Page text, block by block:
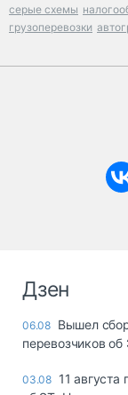
серые схемы
грузоперевозки
Дзен
06.08 Вышел
перевозчиков
03.08 11 августа